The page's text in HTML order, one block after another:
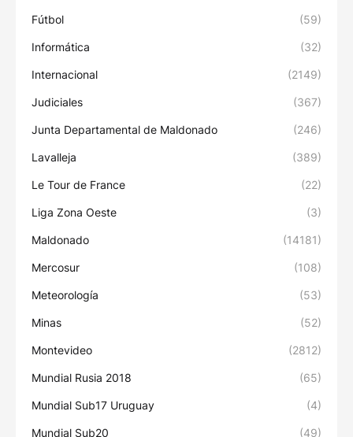
Fútbol (59)
Informática (32)
Internacional (2149)
Judiciales (367)
Junta Departamental de Maldonado (246)
Lavalleja (389)
Le Tour de France (22)
Liga Zona Oeste (3)
Maldonado (14181)
Mercosur (108)
Meteorología (53)
Minas (52)
Montevideo (2812)
Mundial Rusia 2018 (65)
Mundial Sub17 Uruguay (4)
Mundial Sub20 (49)